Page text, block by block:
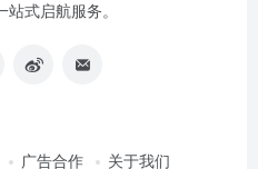
式启航服务。
广告合作 关于我们